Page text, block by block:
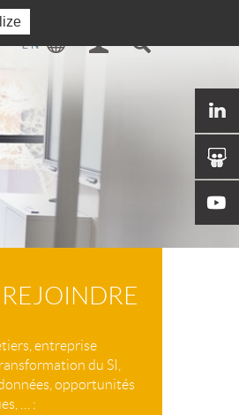
entreprise
du SI,
opportunités
… :